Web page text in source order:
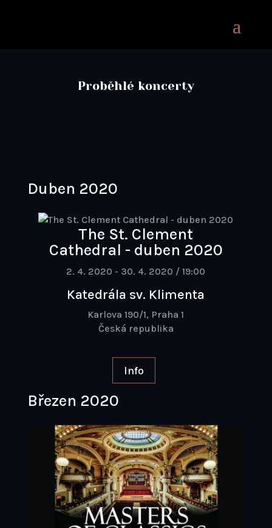
Proběhlé koncerty
Duben 2020
The St. Clement
Cathedral - duben 2020
2. 4. 2020 - 30. 4. 2020 / 19:00
Katedrála sv. Klimenta
Karlova 190/1, Praha 1
Česká republika
Info
Březen 2020